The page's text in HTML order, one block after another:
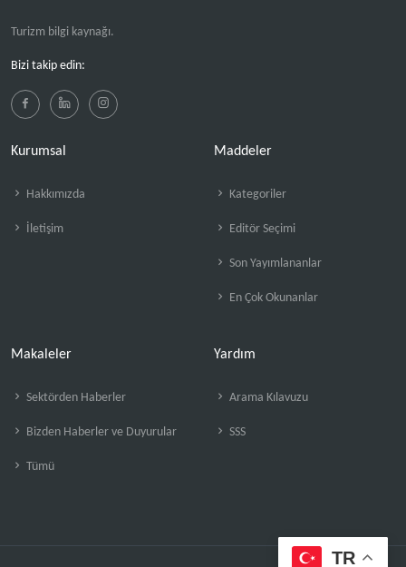
Turizm bilgi kaynağı.
Bizi takip edin:
Kurumsal
Hakkımızda
İletişim
Maddeler
Kategoriler
Editör Seçimi
Son Yayımlananlar
En Çok Okunanlar
Makaleler
Sektörden Haberler
Bizden Haberler ve Duyurular
Tümü
Yardım
Arama Kılavuzu
SSS
TR